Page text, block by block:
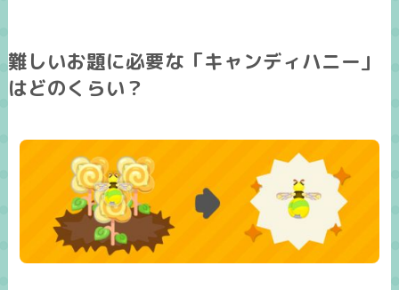
難しいお題に必要な「キャンディハニー」
はどのくらい？